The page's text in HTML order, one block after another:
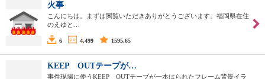
火事
こんにちは。まずは閲覧いただきありがとうございます。福岡県在住
のえゆと…
6 4,499 1595.65
KEEP OUTテープが…
事件現場に使うKEEP OUTテープが一本はられたフレーム背景イラ